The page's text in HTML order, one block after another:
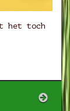
het toch
Juni